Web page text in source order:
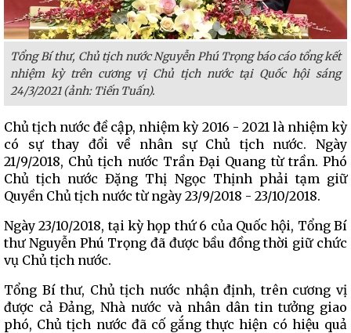
Tổng Bí thư, Chủ tịch nước Nguyễn Phú Trọng báo cáo tổng kết
nhiệm kỳ trên cương vị Chủ tịch nước tại Quốc hội sáng
24/3/2021 (ảnh: Tiến Tuấn).
Chủ tịch nước đề cập, nhiệm kỳ 2016 - 2021 là nhiệm kỳ
có sự thay đổi về nhân sự Chủ tịch nước. Ngày
21/9/2018, Chủ tịch nước Trần Đại Quang từ trần. Phó
Chủ tịch nước Đặng Thị Ngọc Thịnh phải tạm giữ
Quyền Chủ tịch nước từ ngày 23/9/2018 - 23/10/2018.
Ngày 23/10/2018, tại kỳ họp thứ 6 của Quốc hội, Tổng Bí
thư Nguyễn Phú Trọng đã được bầu đồng thời giữ chức
vụ Chủ tịch nước.
Tổng Bí thư, Chủ tịch nước nhận định, trên cương vị
được cả Đảng, Nhà nước và nhân dân tin tưởng giao
phó, Chủ tịch nước đã cố gắng thực hiện có hiệu quả